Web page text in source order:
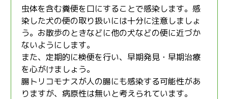
虫体を含む糞便を口にすることで感染します。感
染した犬の便の取り扱いには十分に注意しましょ
う。お散歩のときなどに他の犬などの便に近づか
ないようにします。
また、定期的に検便を行い、早期発見・早期治療
を心がけましょう。
腸トリコモナスが人の腸にも感染する可能性があ
りますが、病原性は無いと考えられています。